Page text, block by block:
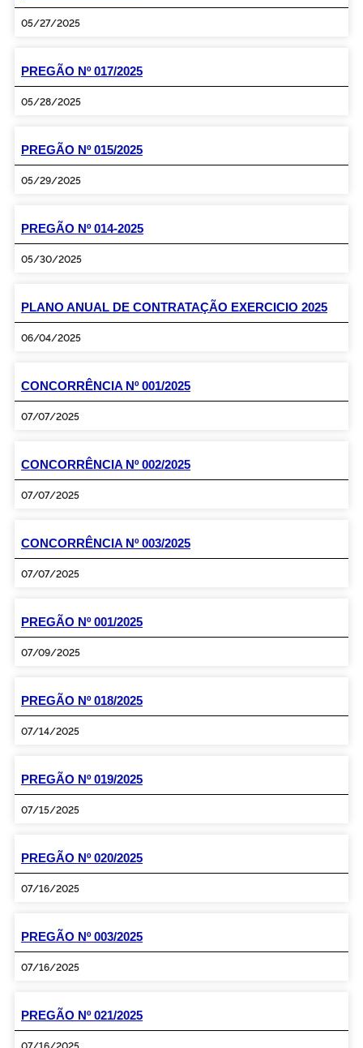
05/27/2025
PREGÃO Nº 017/2025
05/28/2025
PREGÃO Nº 015/2025
05/29/2025
PREGÃO Nº 014-2025
05/30/2025
PLANO ANUAL DE CONTRATAÇÃO EXERCICIO 2025
06/04/2025
CONCORRÊNCIA Nº 001/2025
07/07/2025
CONCORRÊNCIA Nº 002/2025
07/07/2025
CONCORRÊNCIA Nº 003/2025
07/07/2025
PREGÃO Nº 001/2025
07/09/2025
PREGÃO Nº 018/2025
07/14/2025
PREGÃO Nº 019/2025
07/15/2025
PREGÃO Nº 020/2025
07/16/2025
PREGÃO Nº 003/2025
07/16/2025
PREGÃO Nº 021/2025
07/16/2025